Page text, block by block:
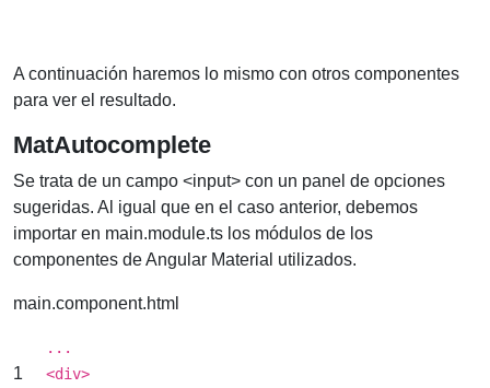
A continuación haremos lo mismo con otros componentes
para ver el resultado.
MatAutocomplete
Se trata de un campo <input> con un panel de opciones
sugeridas. Al igual que en el caso anterior, debemos
importar en main.module.ts los módulos de los
componentes de Angular Material utilizados.
main.component.html
1
...
<div>